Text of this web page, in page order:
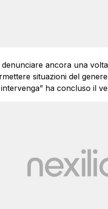
ancora una
situazioni del
ha concluso il